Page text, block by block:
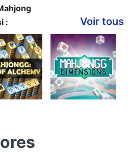
:
Voir tous